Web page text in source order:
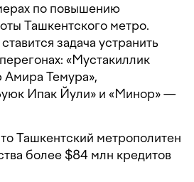
по повышению
Ташкентского метро.
задача устранить
«Мустакиллик
Темура»,
Ипак Йули» и «Минор» —
Ташкентский метрополитен
более $84 млн кредитов